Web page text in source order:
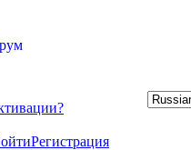
Регистрация